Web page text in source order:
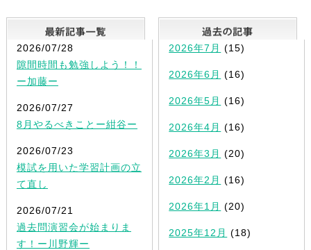
最新記事一覧
2026/07/28
隙間時間も勉強しよう！！
ー加藤ー
2026/07/27
8月やるべきことー紺谷ー
2026/07/23
模試を用いた学習計画の立
て直し
2026/07/21
過去問演習会が始まりま
す！ー川野輝ー
2026年7月 (15)
2026年6月 (16)
2026年5月 (16)
2026年4月 (16)
2026年3月 (20)
2026年2月 (16)
2026年1月 (20)
2025年12月 (18)